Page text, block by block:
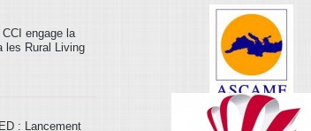
engage la
les Rural Living
: Lancement